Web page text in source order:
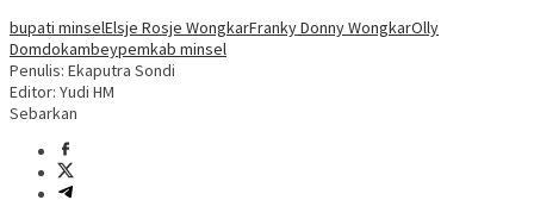
bupati minselElsje Rosje WongkarFranky Donny WongkarOlly
Domdokambeypemkab minsel
Penulis: Ekaputra Sondi
Editor: Yudi HM
Sebarkan